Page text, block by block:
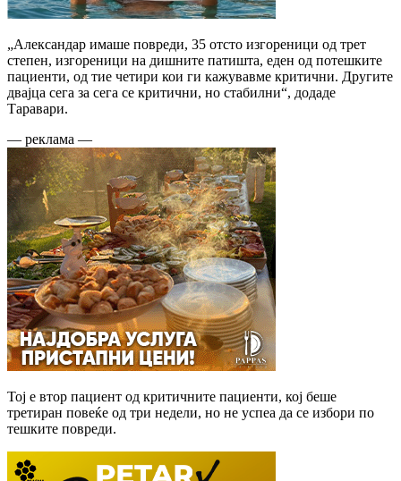
„Александар имаше повреди, 35 отсто изгореници од трет
степен, изгореници на дишните патишта, еден од потешките
пациенти, од тие четири кои ги кажувавме критични. Другите
двајца сега за сега се критични, но стабилни“, додаде
Таравари.
— реклама —
Тој е втор пациент од критичните пациенти, кој беше
третиран повеќе од три недели, но не успеа да се избори по
тешките повреди.